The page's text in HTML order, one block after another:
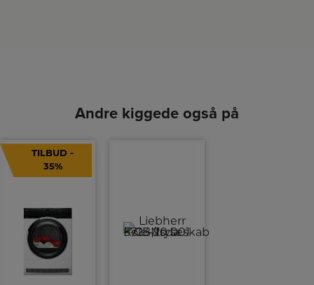
Andre kiggede også på
TILBUD -
35%